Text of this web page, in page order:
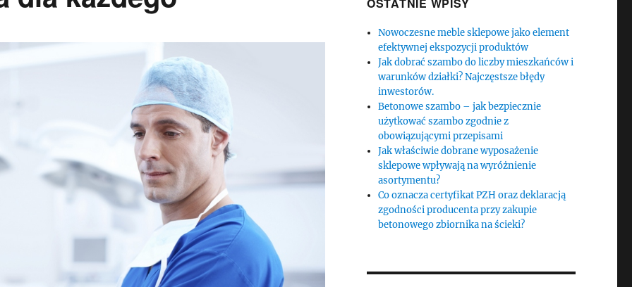
Nowoczesne meble sklepowe jako element
efektywnej ekspozycji produktów
Jak dobrać szambo do liczby mieszkańców i
warunków działki? Najczęstsze błędy
inwestorów.
Betonowe szambo – jak bezpiecznie
użytkować szambo zgodnie z
obowiązującymi przepisami
Jak właściwie dobrane wyposażenie
sklepowe wpływają na wyróżnienie
asortymentu?
Co oznacza certyfikat PZH oraz deklaracją
zgodności producenta przy zakupie
betonowego zbiornika na ścieki?